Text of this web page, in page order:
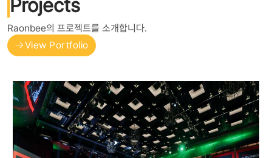
Projects
Raonbee의 프로젝트를 소개합니다.
View Portfolio